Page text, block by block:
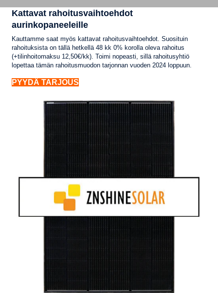
Kattavat rahoitusvaihtoehdot
aurinkopaneeleille
Kauttamme saat myös kattavat rahoitusvaihtoehdot. Suosituin
rahoituksista on tällä hetkellä 48 kk 0% korolla oleva rahoitus
(+tilinhoitomaksu 12,50€/kk). Toimi nopeasti, sillä rahoitusyhtiö
lopettaa tämän rahoitusmuodon tarjonnan vuoden 2024 loppuun.
PYYDÄ TARJOUS